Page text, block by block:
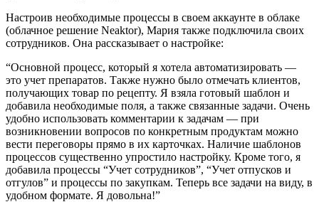
Настроив необходимые процессы в своем аккаунте в облаке
(облачное решение Neaktor), Мария также подключила своих
сотрудников. Она рассказывает о настройке:
“Основной процесс, который я хотела автоматизировать —
это учет препаратов. Также нужно было отмечать клиентов,
получающих товар по рецепту. Я взяла готовый шаблон и
добавила необходимые поля, а также связанные задачи. Очень
удобно использовать комментарии к задачам — при
возникновении вопросов по конкретным продуктам можно
вести переговоры прямо в их карточках. Наличие шаблонов
процессов существенно упростило настройку. Кроме того, я
добавила процессы “Учет сотрудников”, “Учет отпусков и
отгулов” и процессы по закупкам. Теперь все задачи на виду, в
удобном формате. Я довольна!”